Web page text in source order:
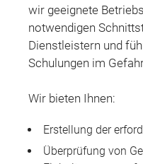
wir geeignete
notwendigen
Dienstleistern und
Schulungen im
Wir bieten Ihnen:
Erstellung der
Überprüfung von